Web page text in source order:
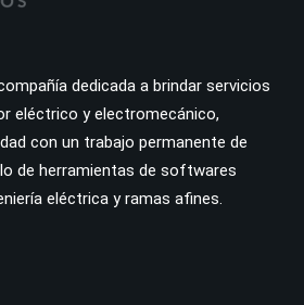
dedicada a brindar servicios
eléctrico y electromecánico,
con un trabajo permanente de
de herramientas de softwares
eléctrica y ramas afines.